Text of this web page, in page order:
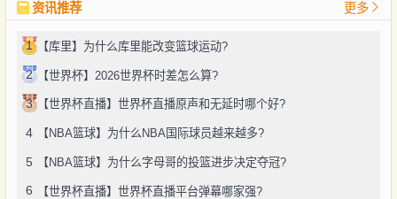
资讯推荐 更多
1 【库里】为什么库里能改变篮球运动?
2 【世界杯】2026世界杯时差怎么算?
3 【世界杯直播】世界杯直播原声和无延时哪个好?
4 【NBA篮球】为什么NBA国际球员越来越多?
5 【NBA篮球】为什么字母哥的投篮进步决定夺冠?
6 【世界杯直播】世界杯直播平台弹幕哪家强?